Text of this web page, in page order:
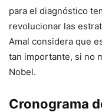
para el diagnóstico
revolucionar las
Amal considera que
tan importante, si no
Nobel.
Cronograma